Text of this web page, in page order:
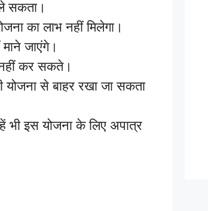
सकता।
का लाभ नहीं मिलेगा।
जाएंगे।
कर सकते।
योजना से बाहर रखा जा सकता
भी इस योजना के लिए अपात्र